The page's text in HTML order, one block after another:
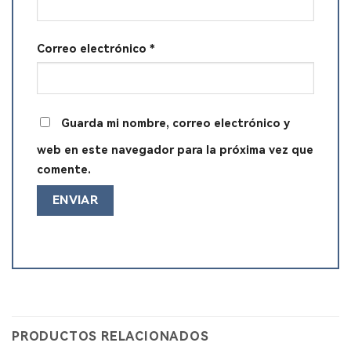
Correo electrónico *
Guarda mi nombre, correo electrónico y
web en este navegador para la próxima vez que
comente.
PRODUCTOS RELACIONADOS